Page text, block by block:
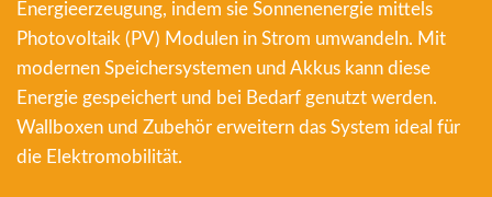
Energieerzeugung, indem sie Sonnenenergie mittels
Photovoltaik (PV) Modulen in Strom umwandeln. Mit
modernen Speichersystemen und Akkus kann diese
Energie gespeichert und bei Bedarf genutzt werden.
Wallboxen und Zubehör erweitern das System ideal für
die Elektromobilität.